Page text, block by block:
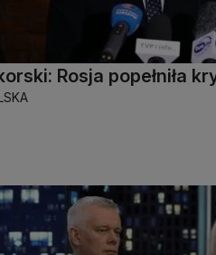
Rosja popełniła